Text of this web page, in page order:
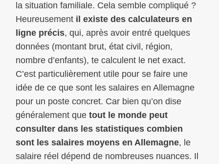
la situation familiale. Cela semble compliqué ?
Heureusement il existe des calculateurs en
ligne précis, qui, après avoir entré quelques
données (montant brut, état civil, région,
nombre d’enfants), te calculent le net exact.
C’est particulièrement utile pour se faire une
idée de ce que sont les salaires en Allemagne
pour un poste concret. Car bien qu’on dise
généralement que tout le monde peut
consulter dans les statistiques combien
sont les salaires moyens en Allemagne, le
salaire réel dépend de nombreuses nuances. Il